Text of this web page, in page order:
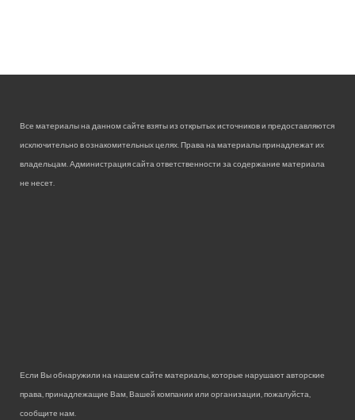
Все материалы на данном сайте взяты из открытых источников и предоставляются
исключительно в ознакомительных целях. Права на материалы принадлежат их
владельцам. Администрация сайта ответственности за содержание материала
не несет.
Если Вы обнаружили на нашем сайте материалы, которые нарушают авторские
права, принадлежащие Вам, Вашей компании или организации, пожалуйста,
сообщите нам.